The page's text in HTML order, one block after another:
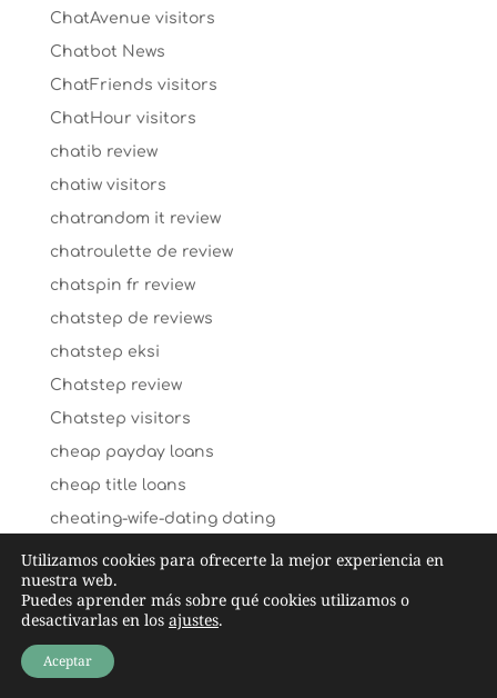
ChatAvenue visitors
Chatbot News
ChatFriends visitors
ChatHour visitors
chatib review
chatiw visitors
chatrandom it review
chatroulette de review
chatspin fr review
chatstep de reviews
chatstep eksi
Chatstep review
Chatstep visitors
cheap payday loans
cheap title loans
cheating-wife-dating dating
chechen-chat-rooms dating
check n go payday loans
Cheeky lovers ervaringen
cheeky lovers_NL review
Utilizamos cookies para ofrecerte la mejor experiencia en
nuestra web.
Puedes aprender más sobre qué cookies utilizamos o
desactivarlas en los ajustes.
Aceptar